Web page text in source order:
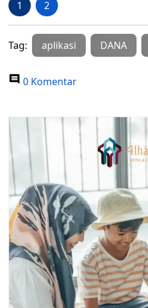
1 2
Tag: aplikasi DANA
0 Komentar